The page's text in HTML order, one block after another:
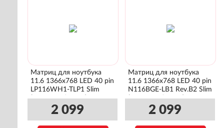
Матриц для ноутбука
11.6 1366x768 LED 40 pin
LP116WH1-TLP1 Slim
(уши лево/право)
2 099
Матриц для ноутбука
11.6 1366x768 LED 40 pin
N116BGE-LB1 Rev.B2 Slim
(уши лево/право)
2 099